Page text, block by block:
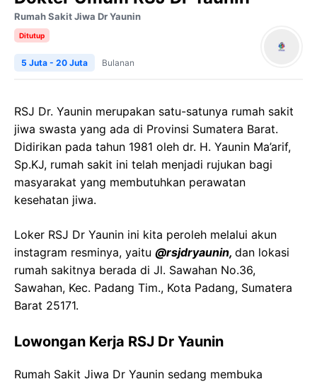
Rumah Sakit Jiwa Dr Yaunin
Ditutup
5 Juta - 20 Juta Bulanan
RSJ Dr. Yaunin merupakan satu-satunya rumah sakit
jiwa swasta yang ada di Provinsi Sumatera Barat.
Didirikan pada tahun 1981 oleh dr. H. Yaunin Ma’arif,
Sp.KJ, rumah sakit ini telah menjadi rujukan bagi
masyarakat yang membutuhkan perawatan
kesehatan jiwa.
Loker RSJ Dr Yaunin ini kita peroleh melalui akun
instagram resminya, yaitu @rsjdryaunin, dan lokasi
rumah sakitnya berada di Jl. Sawahan No.36,
Sawahan, Kec. Padang Tim., Kota Padang, Sumatera
Barat 25171.
Lowongan Kerja RSJ Dr Yaunin
Rumah Sakit Jiwa Dr Yaunin sedang membuka